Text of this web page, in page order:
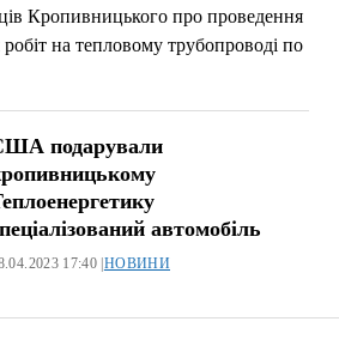
Кропивницького про проведення
на тепловому трубопроводі по
подарували
автомобіль
17:40 | НОВИНИ